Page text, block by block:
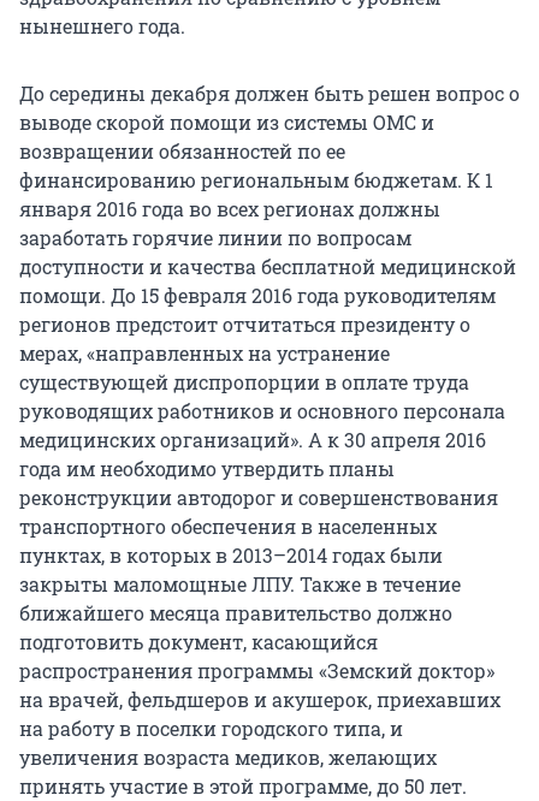
нынешнего года.
До середины декабря должен быть решен вопрос о
выводе скорой помощи из системы ОМС и
возвращении обязанностей по ее
финансированию региональным бюджетам. К 1
января 2016 года во всех регионах должны
заработать горячие линии по вопросам
доступности и качества бесплатной медицинской
помощи. До 15 февраля 2016 года руководителям
регионов предстоит отчитаться президенту о
мерах, «направленных на устранение
существующей диспропорции в оплате труда
руководящих работников и основного персонала
медицинских организаций». А к 30 апреля 2016
года им необходимо утвердить планы
реконструкции автодорог и совершенствования
транспортного обеспечения в населенных
пунктах, в которых в 2013–2014 годах были
закрыты маломощные ЛПУ. Также в течение
ближайшего месяца правительство должно
подготовить документ, касающийся
распространения программы «Земский доктор»
на врачей, фельдшеров и акушерок, приехавших
на работу в поселки городского типа, и
увеличения возраста медиков, желающих
принять участие в этой программе, до 50 лет.